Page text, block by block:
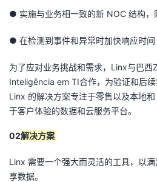
● 实施与业务相一致的新 NOC 结构，
● 在检测到事件和异常时加快响应时间
为了应对业务挑战和需求，Linx与巴
Inteligência em TI合作，为验证和后续
Linx 的解决方案专注于零售以及本地
于客户体验的数据和云服务平台。
02解决方案
Linx 需要一个强大而灵活的工具，以
享数据。